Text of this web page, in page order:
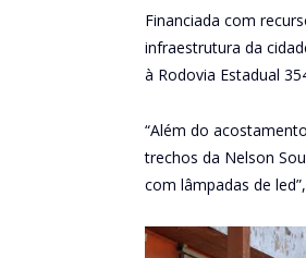
Financiada com
infraestrutura da
à Rodovia Estadual
“Além do
trechos da Nelson
com lâmpadas de